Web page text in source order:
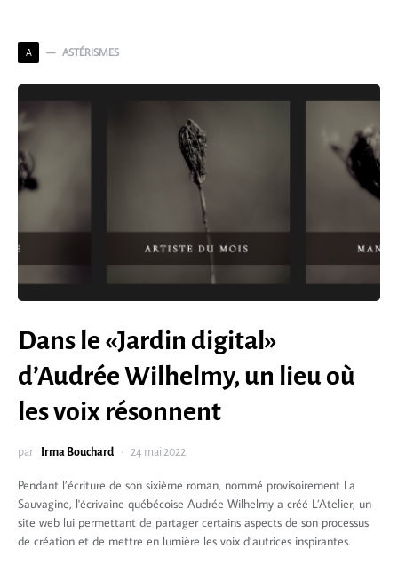
A ASTÉRISMES
Dans le «Jardin digital»
d’Audrée Wilhelmy, un lieu où
les voix résonnent
par Irma Bouchard 24 mai 2022
Pendant l’écriture de son sixième roman, nommé provisoirement La
Sauvagine, l'écrivaine québécoise Audrée Wilhelmy a créé L’Atelier, un
site web lui permettant de partager certains aspects de son processus
de création et de mettre en lumière les voix d’autrices inspirantes.